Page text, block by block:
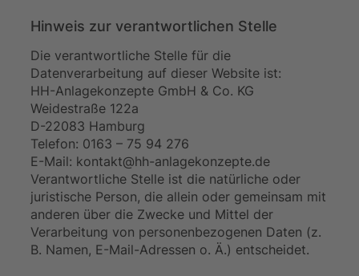
Hinweis zur verantwortlichen Stelle
Die verantwortliche Stelle für die
Datenverarbeitung auf dieser Website ist:
HH-Anlagekonzepte GmbH & Co. KG
Weidestraße 122a
D-22083 Hamburg
Telefon: 0163 – 75 94 276
E-Mail: kontakt@hh-anlagekonzepte.de
Verantwortliche Stelle ist die natürliche oder
juristische Person, die allein oder gemeinsam mit
anderen über die Zwecke und Mittel der
Verarbeitung von personenbezogenen Daten (z.
B. Namen, E-Mail-Adressen o. Ä.) entscheidet.